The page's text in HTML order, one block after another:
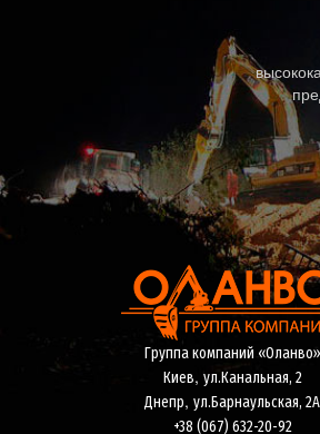
Группа компаний «Оланво»
Киев, ул.Канальная, 2
Днепр, ул.Барнаульская, 2А
+38 (067) 632-20-92